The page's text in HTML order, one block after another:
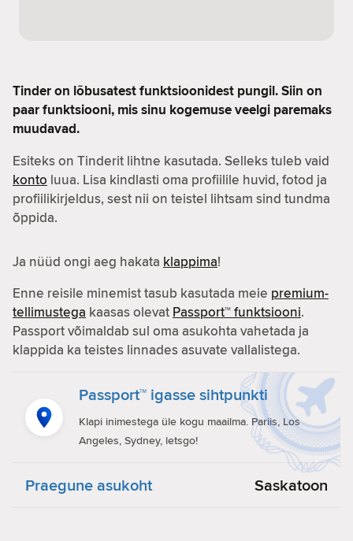
Tinder on lõbusatest funktsioonidest pungil. Siin on
paar funktsiooni, mis sinu kogemuse veelgi paremaks
muudavad.
Esiteks on Tinderit lihtne kasutada. Selleks tuleb vaid
konto luua. Lisa kindlasti oma profiilile huvid, fotod ja
profiilikirjeldus, sest nii on teistel lihtsam sind tundma
õppida.
Ja nüüd ongi aeg hakata klappima!
Enne reisile minemist tasub kasutada meie premium-
tellimustega kaasas olevat Passport™ funktsiooni.
Passport võimaldab sul oma asukohta vahetada ja
klappida ka teistes linnades asuvate vallalistega.
Passport™ igasse sihtpunkti
Klapi inimestega üle kogu maailma. Pariis, Los
Angeles, Sydney, letsgo!
Praegune asukoht Saskatoon